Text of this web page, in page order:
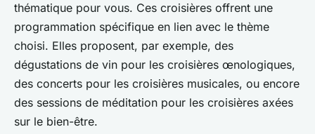
thématique pour vous. Ces croisières offrent une
programmation spécifique en lien avec le thème
choisi. Elles proposent, par exemple, des
dégustations de vin pour les croisières œnologiques,
des concerts pour les croisières musicales, ou encore
des sessions de méditation pour les croisières axées
sur le bien-être.